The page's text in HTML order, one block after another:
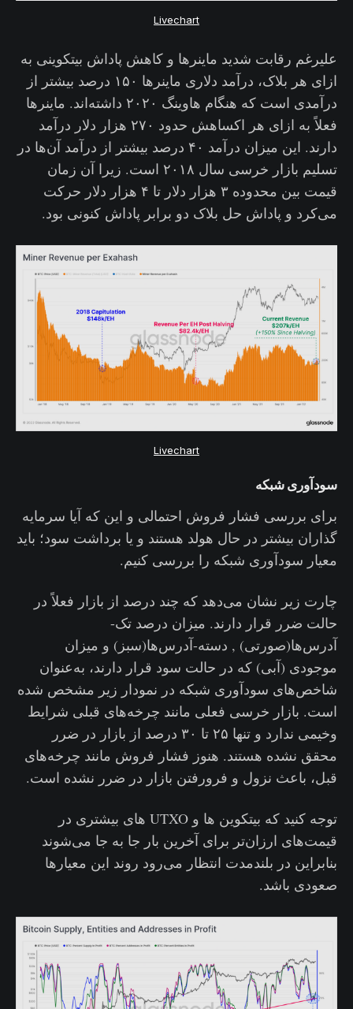
Livechart
علیرغم رقابت شدید ماینرها و کاهش پاداش بیتکوینی به
ازای هر بلاک، درآمد دلاری ماینرها ۱۵۰ درصد بیشتر از
درآمدی است که هنگام هاوینگ ۲۰۲۰ داشته‌اند. ماینرها
فعلاً به ازای هر اکساهش حدود ۲۷۰ هزار دلار درآمد
دارند. این میزان درآمد ۴۰ درصد بیشتر از درآمد آن‌ها در
تسلیم بازار خرسی سال ۲۰۱۸ است. زیرا آن زمان
قیمت بین محدوده ۳ هزار دلار تا ۴ هزار دلار حرکت
می‌کرد و پاداش حل بلاک دو برابر پاداش کنونی بود.
Livechart
سودآوری شبکه
برای بررسی فشار فروش احتمالی و این که آیا سرمایه
گذاران بیشتر در حال هولد هستند و یا برداشت سود؛ باید
معیار سودآوری شبکه را بررسی کنیم.
چارت زیر نشان می‌دهد که چند درصد از بازار فعلاً در
حالت ضرر قرار دارند. میزان درصد تک-
آدرس‌ها(صورتی) , دسته-آدرس‌ها(سبز) و میزان
موجودی (آبی) که در حالت سود قرار دارند، به‌عنوان
شاخص‌های سودآوری شبکه در نمودار زیر مشخص شده
است. بازار خرسی فعلی مانند چرخه‌های قبلی شرایط
وخیمی ندارد و تنها ۲۵ تا ۳۰ درصد از بازار در ضرر
محقق نشده هستند. هنوز فشار فروش مانند چرخه‌های
قبل، باعث نزول و فرورفتن بازار در ضرر نشده است.
توجه کنید که بیتکوین ها و UTXO های بیشتری در
قیمت‌های ارزان‌تر برای آخرین بار جا به جا می‌شوند
بنابراین در بلندمدت انتظار می‌رود روند این معیارها
صعودی باشد‌.